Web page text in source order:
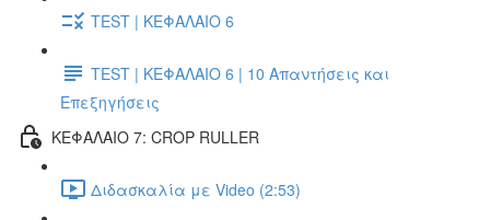
TEST | ΚΕΦΑΛΑΙΟ 6
TEST | ΚΕΦΑΛΑΙΟ 6 | 10 Απαντήσεις και
Επεξηγήσεις
ΚΕΦΑΛΑΙΟ 7: CROP RULLER
Διδασκαλία με Video (2:53)